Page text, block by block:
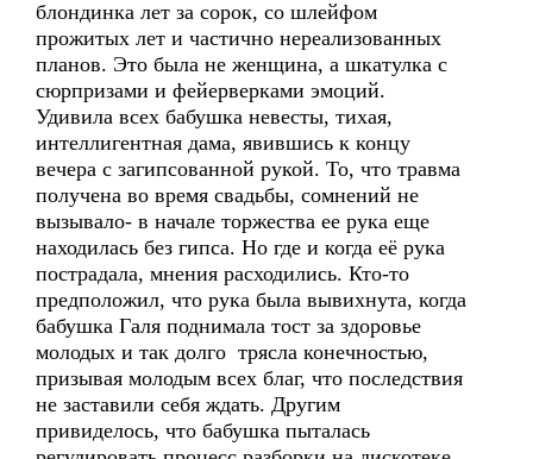
блондинка лет за сорок, со шлейфом
прожитых лет и частично нереализованных
планов. Это была не женщина, а шкатулка с
сюрпризами и фейерверками эмоций.
Удивила всех бабушка невесты, тихая,
интеллигентная дама, явившись к концу
вечера с загипсованной рукой. То, что травма
получена во время свадьбы, сомнений не
вызывало- в начале торжества ее рука еще
находилась без гипса. Но где и когда её рука
пострадала, мнения расходились. Кто-то
предположил, что рука была вывихнута, когда
бабушка Галя поднимала тост за здоровье
молодых и так долго трясла конечностью,
призывая молодым всех благ, что последствия
не заставили себя ждать. Другим
привиделось, что бабушка пыталась